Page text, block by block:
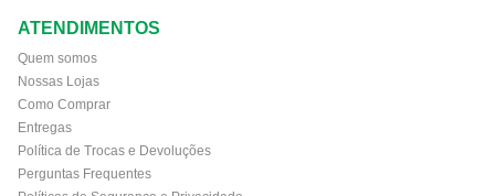
ATENDIMENTOS
Quem somos
Nossas Lojas
Como Comprar
Entregas
Política de Trocas e Devoluções
Perguntas Frequentes